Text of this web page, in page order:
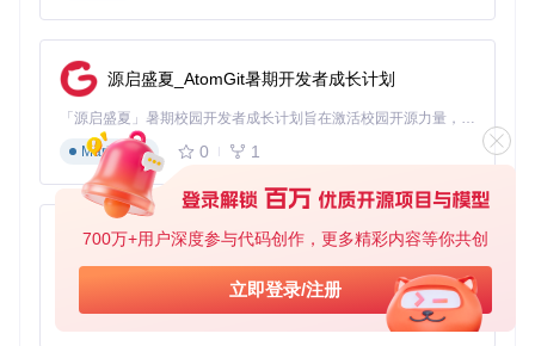
700万+用户深度参与代码创作，更多精彩内容等你共创
立即登录/注册
常见误区
置问题难以定位
核心技术原理
部署流程图
资源包管理：将所有依赖组件打包为独立文件，实现一站
服务注册机制：通过bt7.init脚本实现系统服务的本地化注
源启盛夏_AtomGit暑期开发者成长计划
「源启盛夏」暑期校园开发者成长计划旨在激活校园开源力量，通过积分激励、认证扶持、资源倾斜等形式，引导高校组织和开发者完成「入驻 — 建项目 — 做贡献 — 获认证 — 得资源」的完整闭环。无论你是想带领社团入驻平台的组织者，还是希望用代码贡献证明自己的开发者，都能在这里找到属于你的成长路径。
Markdown
0 1
py-xiaozhi
基于Python的Xiaozhi AI，适用于想要完整Xiaozhi体验而无需拥有专用硬件的用户。
Python
0 1